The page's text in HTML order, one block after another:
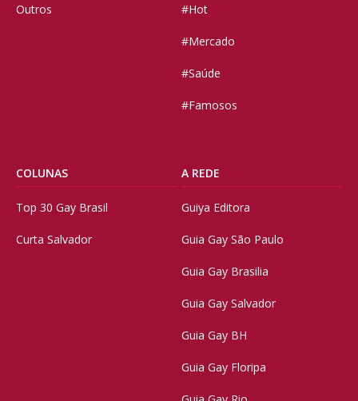
Outros #Hot
#Mercado
#Saúde
#Famosos
COLUNAS
Top 30 Gay Brasil
Curta Salvador
A REDE
Guiya Editora
Guia Gay São Paulo
Guia Gay Brasilia
Guia Gay Salvador
Guia Gay BH
Guia Gay Floripa